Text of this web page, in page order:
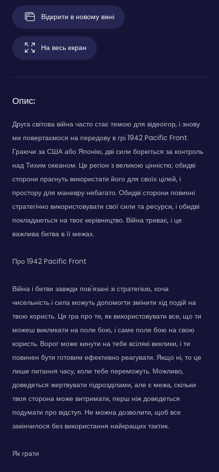
Відкрити в новому вікні
На весь екран
Опис:
Друга світова війна часто стає темою для відеоігор, і знову
ми повертаємося на передову в грі 1942 Pacific Front.
Граючи за США або Японію, дві сили борються за контроль
над Тихим океаном. Це регіон з великою цінністю; обидві
сторони прагнуть використати його для своїх цілей, і
простору для маневру небагато. Обидві сторони повинні
стратегічно використовувати свої сили та ресурси, і обидві
покладаються на твоє керівництво. Війна триває, і це
важлива битва в її межах.
Про 1942 Pacific Front
Війна і битви завжди пов'язані зі стратегією, хоча
чисельність і сила можуть допомогти змінити хід подій на
твою користь. Ця гра про те, як використовувати все, що ти
можеш викликати на поле бою, і саме поле бою на свою
користь. Ворог може кинути на тебе всілякі виклики, і ти
повинен бути готовим ефективно реагувати. Якщо ні, то це
лише питання часу, коли тебе переможуть. Можливо,
доведеться жертвувати підрозділами, але є межа, скільки
твоя сторона може витримати, перш ніж доведеться
подумати про відступ. Не можна дозволити, щоб все
закінчилося без використання найкращих тактик.
Як грати